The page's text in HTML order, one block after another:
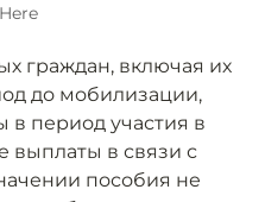
граждан, включая их
до мобилизации,
период участия в
выплаты в связи с
пособия не